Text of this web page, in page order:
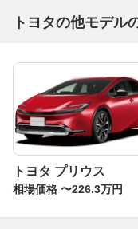
トヨタの他モデル
トヨタ プリウス
相場価格 〜226.3万円